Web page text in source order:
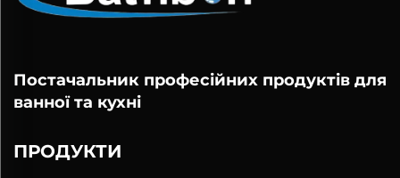
Постачальник професійних продуктів для
ванної та кухні
ПРОДУКТИ